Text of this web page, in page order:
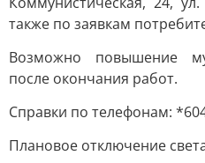
также по заявкам
Возможно повышение
после окончания работ.
Справки по телефонам:
Плановое отключение